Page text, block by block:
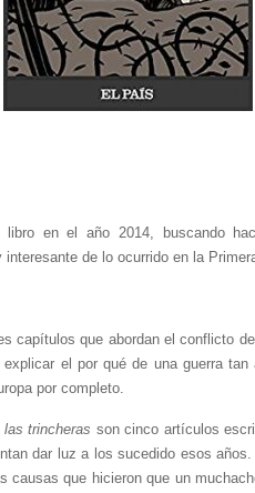
en el año 2014, buscando
de lo ocurrido en la
capítulos que abordan el conflicto
el por qué de una guerra tan
por completo.
las trincheras son cinco artículos
dar luz a los sucedido esos
causas que hicieron que un